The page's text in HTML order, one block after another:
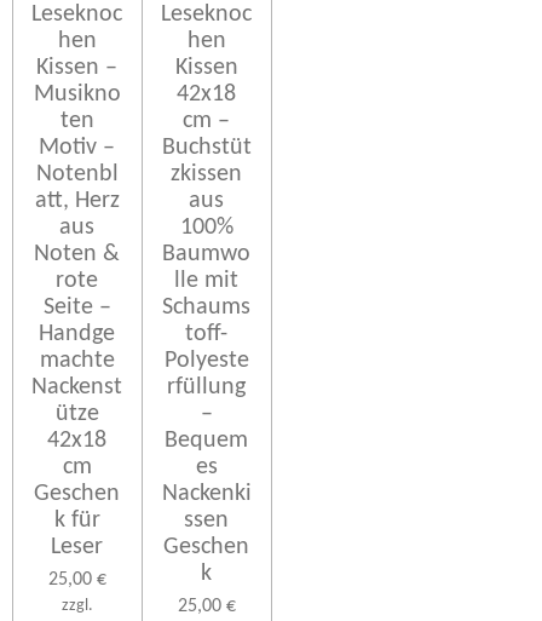
Leseknoc
hen
Kissen –
Musikno
ten
Motiv –
Notenbl
att, Herz
aus
Noten &
rote
Seite –
Handge
machte
Nackenst
ütze
42x18
cm
Geschen
k für
Leser
25,00 €
zzgl.
Leseknoc
hen
Kissen
42x18
cm –
Buchstüt
zkissen
aus
100%
Baumwo
lle mit
Schaums
toff-
Polyeste
rfüllung
–
Bequem
es
Nackenki
ssen
Geschen
k
25,00 €